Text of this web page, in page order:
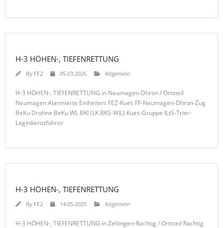
H-3 HÖHEN-, TIEFENRETTUNG
By FE2 05.03.2026 Allgemein
H-3 HÖHEN-, TIEFENRETTUNG in Neumagen-Dhron / Ortsteil
Neumagen Alarmierte Einheiten: FEZ-Kues FF-Neumagen-Dhron-Zug
BeKu Drohne BeKu WL BKI (LK BKS-WIL) Kues-Gruppe ILtS-Trier-
Lagedienstführer
H-3 HÖHEN-, TIEFENRETTUNG
By FE2 14.05.2025 Allgemein
H-3 HÖHEN-, TIEFENRETTUNG in Zeltingen-Rachtig / Ortsteil Rachtig